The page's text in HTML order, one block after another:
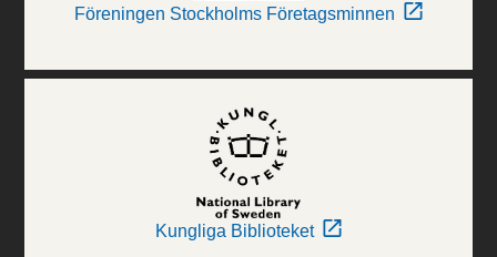
Föreningen Stockholms Företagsminnen
Kungliga Biblioteket